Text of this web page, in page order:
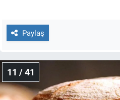
Paylaş
11 / 41